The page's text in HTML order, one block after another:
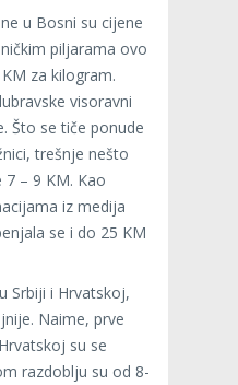
u Bosni su cijene
piljarama ovo
za kilogram.
visoravni
Što se tiče ponude
trešnje nešto
– 9 KM. Kao
iz medija
se i do 25 KM
Srbiji i Hrvatskoj,
Naime, prve
su se
razdoblju su od 8-